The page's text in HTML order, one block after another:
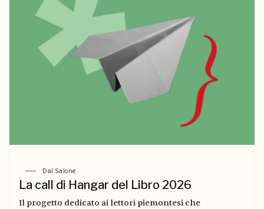
Dal Salone
La call di Hangar del Libro 2026
Il progetto dedicato ai lettori piemontesi che